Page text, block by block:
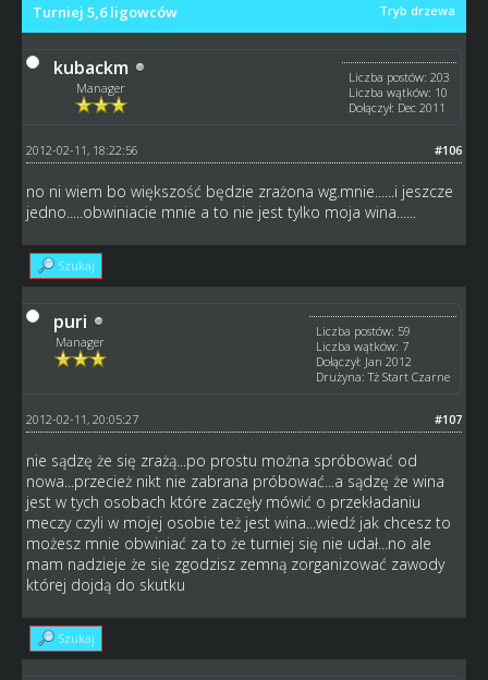
Tryb drzewa
Turniej 5,6 ligowców
kubackm
Manager
Liczba postów: 203
Liczba wątków: 10
Dołączył: Dec 2011
#106
2012-02-11, 18:22:56
no ni wiem bo większość będzie zrażona wg.mnie......i jeszcze
jedno.....obwiniacie mnie a to nie jest tylko moja wina......
Szukaj
puri
Manager
Liczba postów: 59
Liczba wątków: 7
Dołączył: Jan 2012
Drużyna: Tż Start Czarne
#107
2012-02-11, 20:05:27
nie sądzę że się zrażą...po prostu można spróbować od
nowa...przecież nikt nie zabrana próbować...a sądzę że wina
jest w tych osobach które zaczęły mówić o przekładaniu
meczy czyli w mojej osobie też jest wina...wiedź jak chcesz to
możesz mnie obwiniać za to że turniej się nie udał...no ale
mam nadzieje że się zgodzisz zemną zorganizować zawody
której dojdą do skutku
Szukaj